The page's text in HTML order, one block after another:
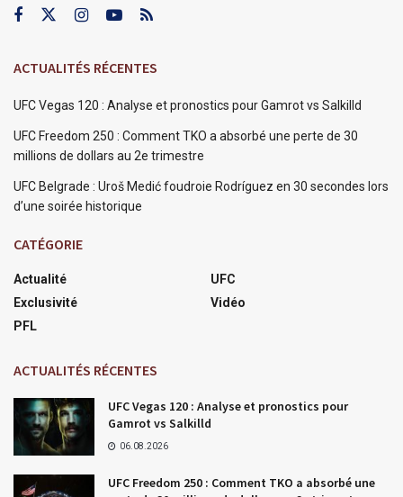
ACTUALITÉS RÉCENTES
UFC Vegas 120 : Analyse et pronostics pour Gamrot vs Salkilld
UFC Freedom 250 : Comment TKO a absorbé une perte de 30
millions de dollars au 2e trimestre
UFC Belgrade : Uroš Medić foudroie Rodríguez en 30 secondes lors
d’une soirée historique
CATÉGORIE
Actualité
Exclusivité
PFL
UFC
Vidéo
ACTUALITÉS RÉCENTES
UFC Vegas 120 : Analyse et pronostics pour
Gamrot vs Salkilld
06.08.2026
UFC Freedom 250 : Comment TKO a absorbé une